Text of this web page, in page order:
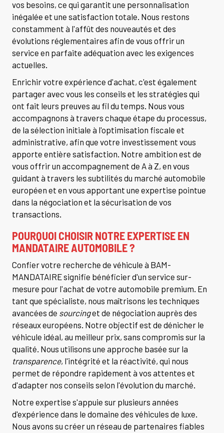
vos besoins, ce qui garantit une personnalisation
inégalée et une satisfaction totale. Nous restons
constamment à l'affût des nouveautés et des
évolutions réglementaires afin de vous offrir un
service en parfaite adéquation avec les exigences
actuelles.
Enrichir votre expérience d'achat, c'est également
partager avec vous les conseils et les stratégies qui
ont fait leurs preuves au fil du temps. Nous vous
accompagnons à travers chaque étape du processus,
de la sélection initiale à l'optimisation fiscale et
administrative, afin que votre investissement vous
apporte entière satisfaction. Notre ambition est de
vous offrir un accompagnement de A à Z, en vous
guidant à travers les subtilités du marché automobile
européen et en vous apportant une expertise pointue
dans la négociation et la sécurisation de vos
transactions.
POURQUOI CHOISIR NOTRE EXPERTISE EN
MANDATAIRE AUTOMOBILE ?
Confier votre recherche de véhicule à BAM-
MANDATAIRE signifie bénéficier d'un service sur-
mesure pour l'achat de votre automobile premium. En
tant que spécialiste, nous maîtrisons les techniques
avancées de sourcinget de négociation auprès des
réseaux européens. Notre objectif est de dénicher le
véhicule idéal, au meilleur prix, sans compromis sur la
qualité. Nous utilisons une approche basée sur la
transparence, l'intégrité et la réactivité, qui nous
permet de répondre rapidement à vos attentes et
d'adapter nos conseils selon l'évolution du marché.
Notre expertise s'appuie sur plusieurs années
d'expérience dans le domaine des véhicules de luxe.
Nous avons su créer un réseau de partenaires fiables